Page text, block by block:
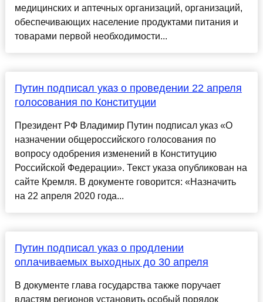
медицинских и аптечных организаций, организаций,
обеспечивающих население продуктами питания и
товарами первой необходимости...
Путин подписал указ о проведении 22 апреля
голосования по Конституции
Президент РФ Владимир Путин подписал указ «О
назначении общероссийского голосования по
вопросу одобрения изменений в Конституцию
Российской Федерации». Текст указа опубликован на
сайте Кремля. В документе говорится: «Назначить
на 22 апреля 2020 года...
Путин подписал указ о продлении
оплачиваемых выходных до 30 апреля
В документе глава государства также поручает
властям регионов установить особый порядок